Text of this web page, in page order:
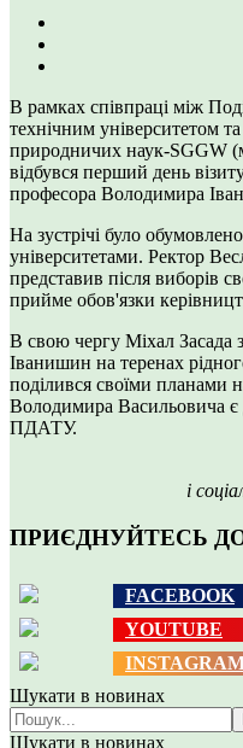
В рамках співпраці між
технічним університетом
природничих наук-SGGW
відбувся перший день
професора Володимира
На зустрічі було
університетами. Ректор
представив після виборів
прийме обов'язки
В свою чергу Міхал Засада
Іванишин на теренах
поділився своїми планами
Володимира Васильовича є
ПДАТУ.
і
ПРИЄДНУЙТЕСЬ
FACEBOOK
YOUTUBE
Шукати в новинах
Шукати в новинах